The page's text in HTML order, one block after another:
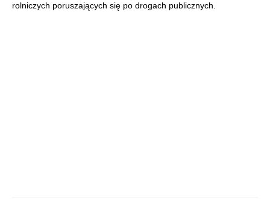
rolniczych poruszających się po drogach publicznych.